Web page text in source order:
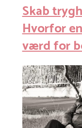
Skab
Hvorfor
værd for